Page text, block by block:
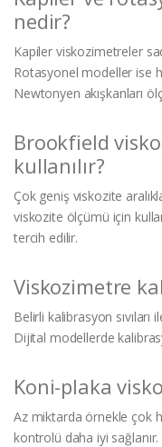
nedir?
Kapiler viskozimetreler
Rotasyonel modeller ise
Newtonyen akışkanları
Brookfield
kullanılır?
Çok geniş viskozite
viskozite ölçümü için
tercih edilir.
Viskozimetre
Belirli kalibrasyon
Dijital modellerde
Koni-plaka
Az miktarda örnekle çok
kontrolü daha iyi sağlanır.